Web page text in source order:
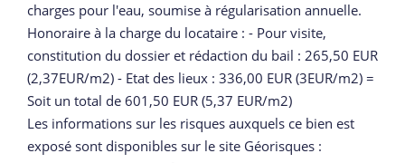
charges pour l'eau, soumise à régularisation annuelle.
Honoraire à la charge du locataire : - Pour visite,
constitution du dossier et rédaction du bail : 265,50 EUR
(2,37EUR/m2) - Etat des lieux : 336,00 EUR (3EUR/m2) =
Soit un total de 601,50 EUR (5,37 EUR/m2)
Les informations sur les risques auxquels ce bien est
exposé sont disponibles sur le site Géorisques :